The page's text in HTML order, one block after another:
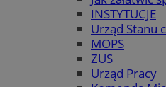
INSTYTUCJE
Urząd Stanu
MOPS
ZUS
Urząd Pracy